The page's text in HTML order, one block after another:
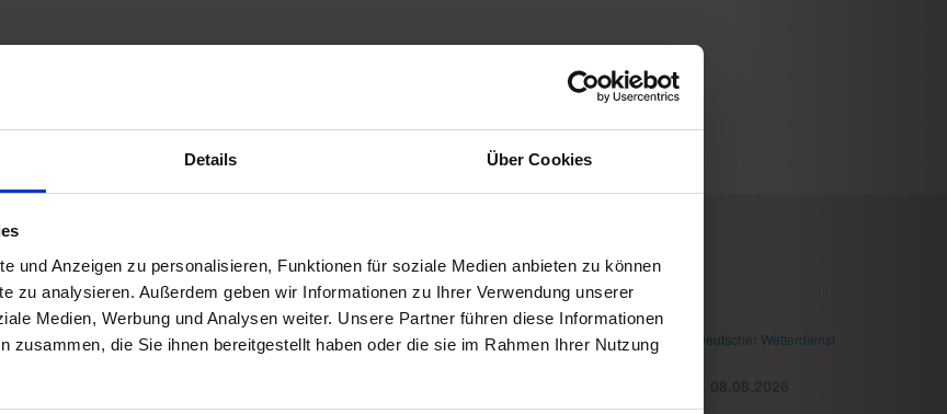
Details Über Cookies
und Anzeigen zu personalisieren, Funktionen für soziale Medien anbieten zu können
zu analysieren. Außerdem geben wir Informationen zu Ihrer Verwendung unserer
Medien, Werbung und Analysen weiter. Unsere Partner führen diese Informationen
zusammen, die Sie ihnen bereitgestellt haben oder die sie im Rahmen Ihrer Nutzung
Box Impressionen DE
Impressionen
DWD Wettermodul
© Deutscher Wetterdienst
Wetter